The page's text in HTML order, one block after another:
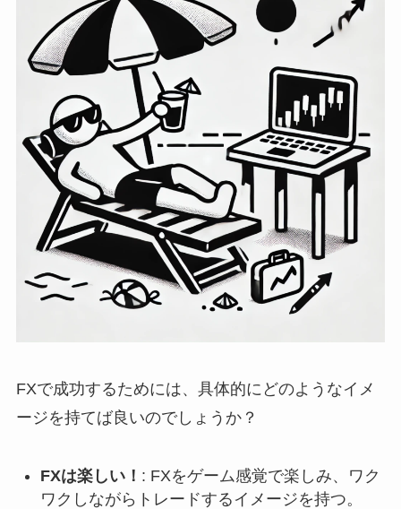
FXで成功するためには、具体的にどのようなイメ
ージを持てば良いのでしょうか？
FXは楽しい！ : FXをゲーム感覚で楽しみ、ワク
ワクしながらトレードするイメージを持つ。